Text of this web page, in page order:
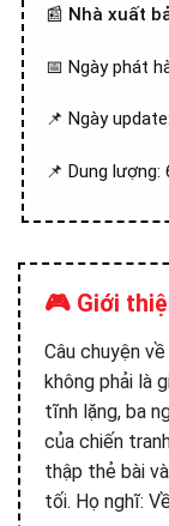
📰 Nhà xuất
📅 Ngày phát
📌 Ngày
📌 Dung lượng:
🎮 Giới
Câu chuyện
không phải là
tĩnh lặng, ba
của chiến
thập thẻ bài
tối. Họ nghĩ: